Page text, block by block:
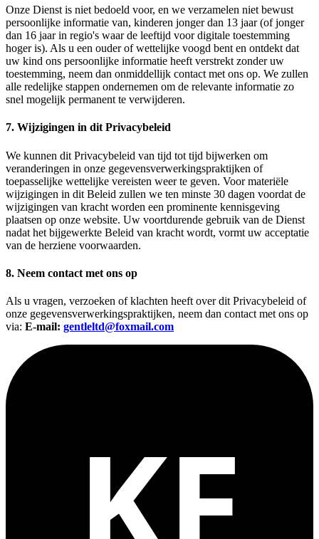
Onze Dienst is niet bedoeld voor, en we verzamelen niet bewust
persoonlijke informatie van, kinderen jonger dan 13 jaar (of jonger
dan 16 jaar in regio's waar de leeftijd voor digitale toestemming
hoger is). Als u een ouder of wettelijke voogd bent en ontdekt dat
uw kind ons persoonlijke informatie heeft verstrekt zonder uw
toestemming, neem dan onmiddellijk contact met ons op. We zullen
alle redelijke stappen ondernemen om de relevante informatie zo
snel mogelijk permanent te verwijderen.
7. Wijzigingen in dit Privacybeleid
We kunnen dit Privacybeleid van tijd tot tijd bijwerken om
veranderingen in onze gegevensverwerkingspraktijken of
toepasselijke wettelijke vereisten weer te geven. Voor materiële
wijzigingen in dit Beleid zullen we ten minste 30 dagen voordat de
wijzigingen van kracht worden een prominente kennisgeving
plaatsen op onze website. Uw voortdurende gebruik van de Dienst
nadat het bijgewerkte Beleid van kracht wordt, vormt uw acceptatie
van de herziene voorwaarden.
8. Neem contact met ons op
Als u vragen, verzoeken of klachten heeft over dit Privacybeleid of
onze gegevensverwerkingspraktijken, neem dan contact met ons op
via: E‑mail: gentleltd@foxmail.com